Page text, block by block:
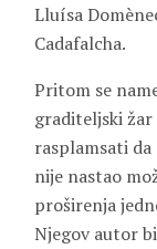
Lluísa
Cadafalcha.
Pritom se
graditeljski žar
rasplamsati
nije nastao
proširenja
Njegov autor